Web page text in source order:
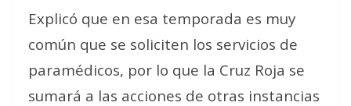
Explicó que en esa temporada es muy
común que se soliciten los servicios de
paramédicos, por lo que la Cruz Roja se
sumará a las acciones de otras instancias